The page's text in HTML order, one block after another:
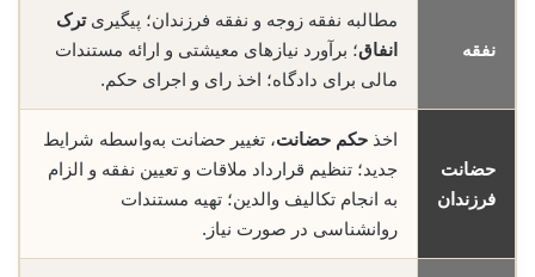
نفقه
مطالبه نفقه زوجه و نفقه فرزندان؛ پیگیریترک
انفاق؛ برآورد نیازهای معیشتی و ارائه مستندات
مالی برای دادگاه؛ اخذ رای و اجرای حکم.
حضانت
فرزندان
اخذ حکم حضانت، تغییر حضانت به‌واسطه شرایط
جدید؛ تنظیم قرارداد ملاقات و تعیین نفقه و الزام
به انجام تکالیف والدین؛ تهیه مستندات
روانشناسی در صورت نیاز.